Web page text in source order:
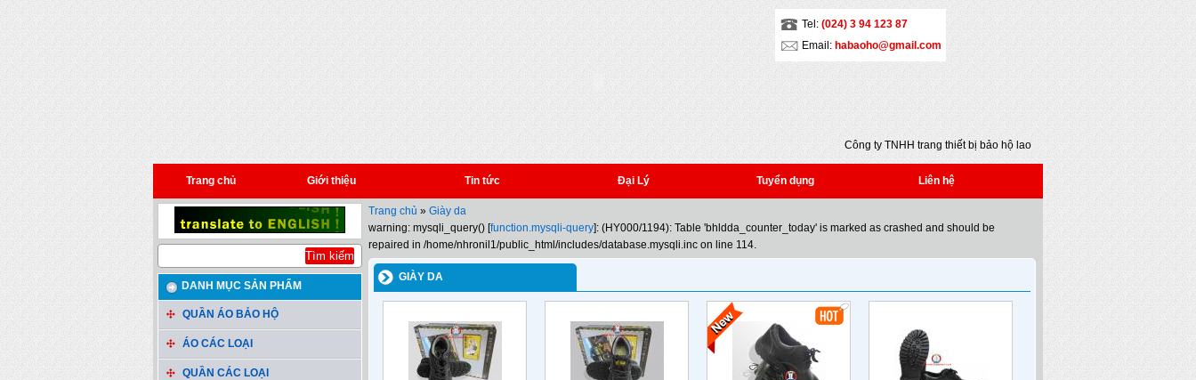
Tel: (024) 3 94 123 87
Email: habaoho@gmail.com
Công ty TNHH trang thiết bị bảo hộ lao động Đại
An - Địa chỉ: Số 5 - Yết Kiêu - Quận Hai Bà Trưng
- Hà Nội - Tel: (024) 3 941 2386 * Fax: (024) 3
941 2386 * Email: habaoho@gmail.com
Trang chủ Giới thiệu Tin tức Đại Lý Tuyển dụng Liên hệ
DANH MỤC SẢN PHẨM
QUẦN ÁO BẢO HỘ
ÁO CÁC LOẠI
QUẦN CÁC LOẠI
Trang chủ » Giày da
warning: mysqli_query() [function.mysqli-query]: (HY000/1194): Table 'bhldda_counter_today' is marked as crashed and should be
repaired in /home/nhronil1/public_html/includes/database.mysqli.inc on line 114.
GIÀY DA